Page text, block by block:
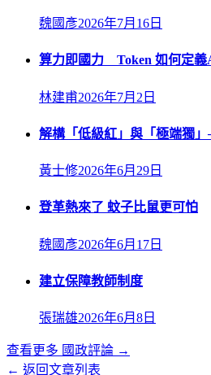
魏國彥2026年7月16日
算力即國力 Token 如何定義
林建甫2026年7月2日
解構「低級紅」與「極端獨
黃士修2026年6月29日
登革熱來了 蚊子比鼠更可怕
魏國彥2026年6月17日
建立保障教師制度
張瑞雄2026年6月8日
查看更多 國政評論 →
← 返回文章列表